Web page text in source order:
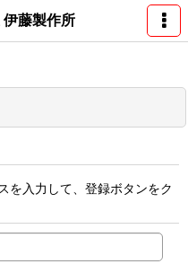
藤製作所
を入力して、登録ボタンをク